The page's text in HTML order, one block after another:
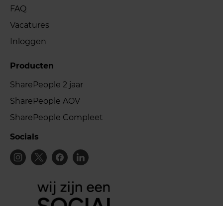
FAQ
Vacatures
Inloggen
Producten
SharePeople 2 jaar
SharePeople AOV
SharePeople Compleet
Socials